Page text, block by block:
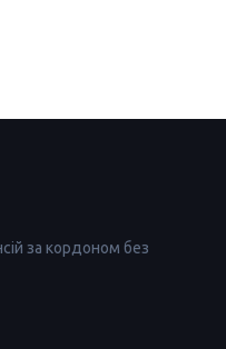
за кордоном без